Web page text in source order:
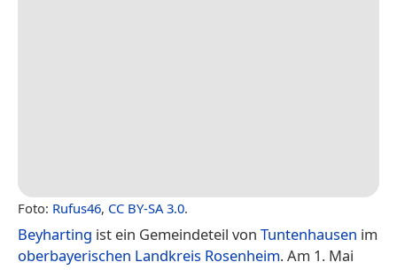
Foto: Rufus46, CC BY-SA 3.0.
Beyharting ist ein Gemeindeteil von Tuntenhausen im
oberbayerischen Landkreis Rosenheim. Am 1. Mai